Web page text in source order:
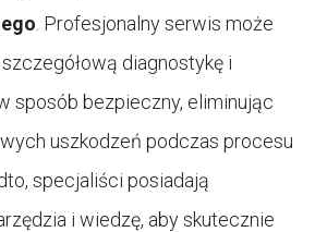
. Profesjonalny serwis może
diagnostykę i
sposób bezpieczny, eliminując
uszkodzeń podczas procesu
specjaliści posiadają
i wiedzę, aby skutecznie